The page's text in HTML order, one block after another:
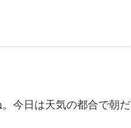
今日は天気の都合で朝だ